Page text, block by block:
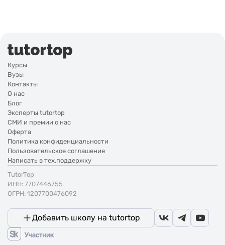
Курсы
Вузы
Контакты
О нас
Блог
Эксперты tutortop
СМИ и премии о нас
Оферта
Политика конфиденциальности
Пользовательское соглашение
Написать в тех.поддержку
TutorTop
ИНН: 7707446755
ОГРН: 1207700476092
Добавить школу на tutortop